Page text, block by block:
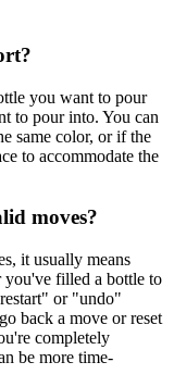
you want to pour
to pour into. You can
same color, or if the
to accommodate the
moves?
it usually means
you've filled a bottle to
or "undo"
back a move or reset
completely
be more time-